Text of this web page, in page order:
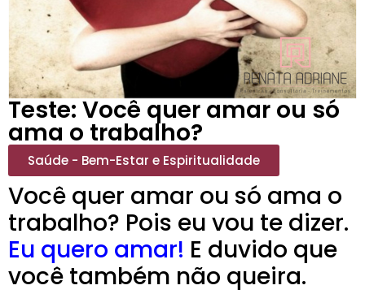
Teste: Você quer amar ou só
ama o trabalho?
Saúde - Bem-Estar e Espiritualidade
Você quer amar ou só ama o
trabalho? Pois eu vou te dizer.
Eu quero amar! E duvido que
você também não queira.